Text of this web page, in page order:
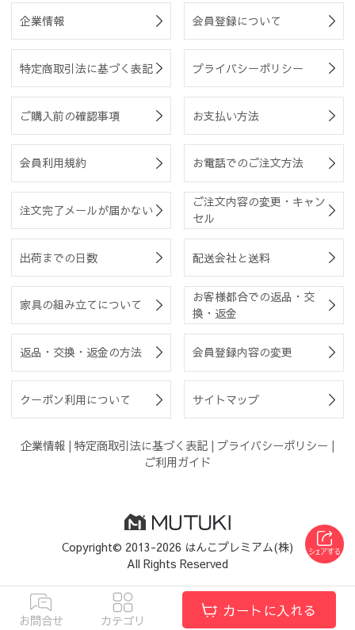
企業情報 会員登録について
特定商取引法に基づく表記 プライバシーポリシー
ご購入前の確認事項 お支払い方法
会員利用規約 お電話でのご注文方法
注文完了メールが届かない
ご注文内容の変更・キャン
セル
出荷までの日数 配送会社と送料
家具の組み立てについて
お客様都合での返品・交
換・返金
返品・交換・返金の方法 会員登録内容の変更
クーポン利用について サイトマップ
企業情報 | 特定商取引法に基づく表記 | プライバシーポリシー |
ご利用ガイド
Copyright© 2013-2026 はんこプレミアム(株)
All Rights Reserved
お問合せ カテゴリ
カートに入れる